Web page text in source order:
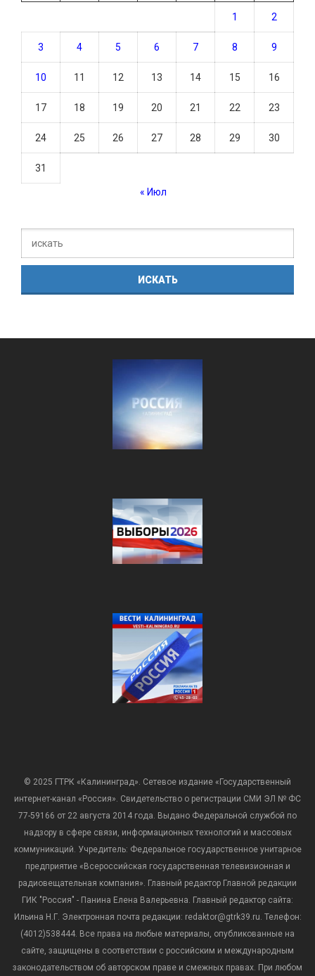
1 2
3 4 5 6 7 8 9
10 11 12 13 14 15 16
17 18 19 20 21 22 23
24 25 26 27 28 29 30
31
« Июл
© 2025 ГТРК «Калининград». Сетевое издание «Государственный
интернет-канал «Россия». Свидетельство о регистрации СМИ ЭЛ № ФС
77-59166 от 22 августа 2014 года. Выдано Федеральной службой по
надзору в сфере связи, информационных технологий и массовых
коммуникаций. Учредитель: Федеральное государственное унитарное
предприятие «Всероссийская государственная телевизионная и
радиовещательная компания». Главный редактор Главной редакции
ГИК "Россия" - Панина Елена Валерьевна. Главный редактор сайта:
Ильина Н.Г. Электронная почта редакции: redaktor@gtrk39.ru. Телефон:
(4012)538444. Все права на любые материалы, опубликованные на
сайте, защищены в соответствии с российским и международным
законодательством об авторском праве и смежных правах. При любом